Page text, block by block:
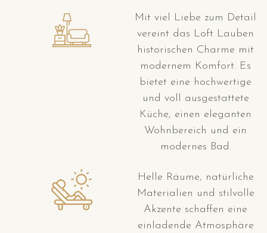
Mit viel Liebe zum Detail
vereint das Loft Lauben
historischen Charme mit
modernem Komfort. Es
bietet eine hochwertige
und voll ausgestattete
Küche, einen eleganten
Wohnbereich und ein
modernes Bad.
Helle Räume, natürliche
Materialien und stilvolle
Akzente schaffen eine
einladende Atmosphäre